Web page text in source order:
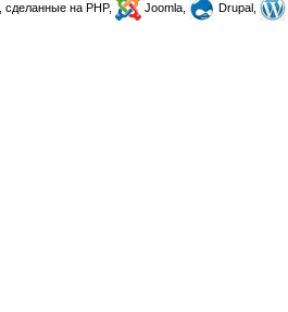
, сделанные на PHP, Joomla, Drupal,